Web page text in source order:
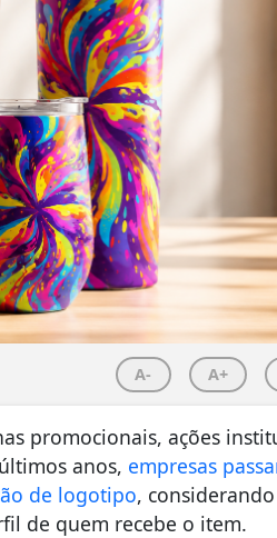
A- A+
promocionais, ações
anos, empresas
de logotipo,
de quem recebe o item.